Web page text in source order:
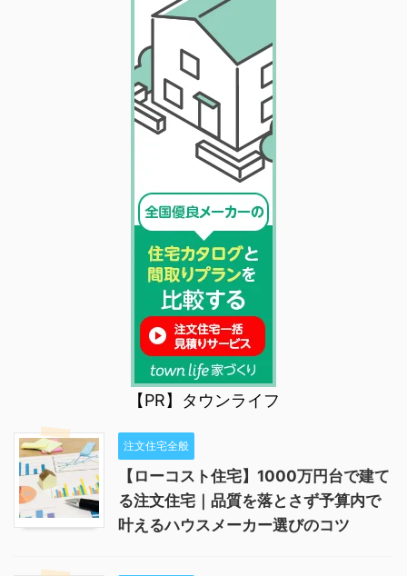
【PR】タウンライフ
注文住宅全般
【ローコスト住宅】1000万円台で建て
る注文住宅｜品質を落とさず予算内で
叶えるハウスメーカー選びのコツ